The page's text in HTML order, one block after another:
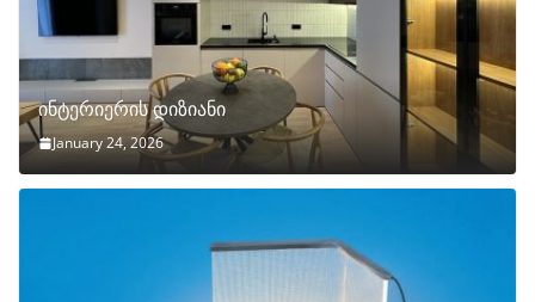
ინტერიერის დიზიანი
January 24, 2026